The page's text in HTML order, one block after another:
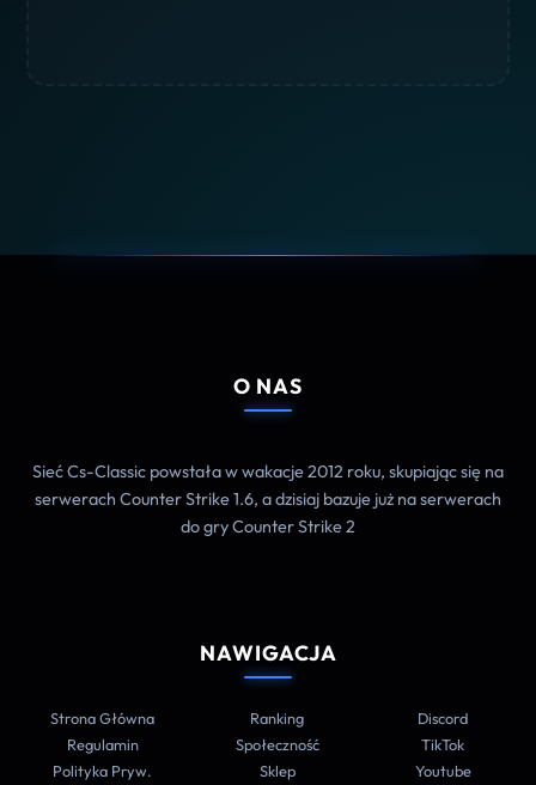
O NAS
Sieć Cs-Classic powstała w wakacje 2012 roku, skupiając się na
serwerach Counter Strike 1.6, a dzisiaj bazuje już na serwerach
do gry Counter Strike 2
NAWIGACJA
Strona Główna
Regulamin
Polityka Pryw.
Ranking
Społeczność
Sklep
Discord
TikTok
Youtube